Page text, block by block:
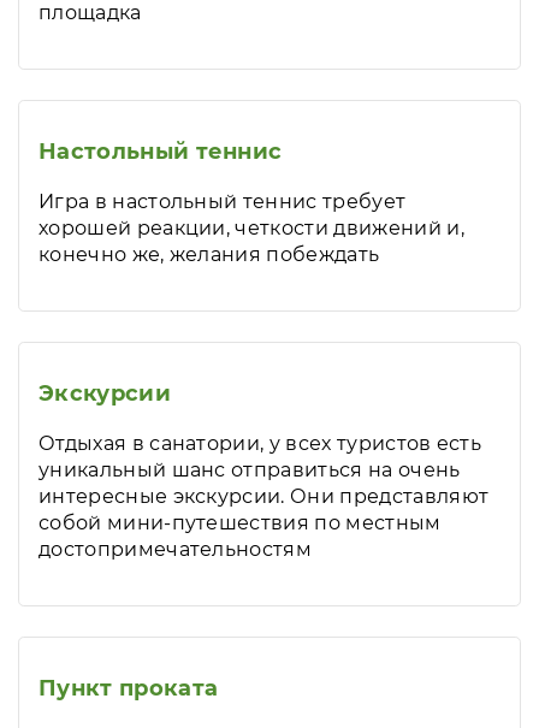
площадка
Настольный теннис
Игра в настольный теннис требует
хорошей реакции, четкости движений и,
конечно же, желания побеждать
Экскурсии
Отдыхая в санатории, у всех туристов есть
уникальный шанс отправиться на очень
интересные экскурсии. Они представляют
собой мини-путешествия по местным
достопримечательностям
Пункт проката